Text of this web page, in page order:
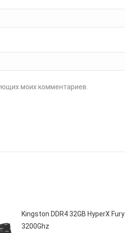
моих комментариев.
Kingston DDR4 32GB HyperX Fury
3200Ghz